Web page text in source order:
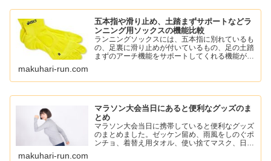
五本指や滑り止め、土踏まずサポートなどラ
ンニング用ソックスの機能比較
ランニングソックスには、五本指に別れているも
の、足裏に滑り止めが付いているもの、足の土踏
まずのアーチ機能をサポートしてくれる機能がつ
を楽しみましょう。
makuhari-run.com
マラソン大会当日にあると便利なグッズのま
とめ
マラソン大会当日に携帯していると便利なグッズ
のまとめました。ゼッケン留め、雨風をしのぐポ
ンチョ、着替え用タオル、使い捨てマスク、日焼
makuhari-run.com